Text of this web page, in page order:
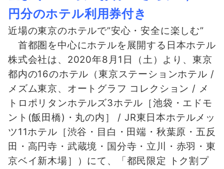
円分のホテル利用券付き
近場の東京のホテルで”安心・安全に楽しむ”
首都圏を中心にホテルを展開する日本ホテル
株式会社は、2020年8月1日（土）より、東京
都内の16のホテル（東京ステーションホテル /
メズム東京、オートグラフ コレクション / メ
トロポリタンホテルズ3ホテル［池袋・エドモ
ント(飯田橋)・丸の内］ / JR東日本ホテルメッ
ツ11ホテル［渋谷・目白・田端・秋葉原・五反
田・高円寺・武蔵境・国分寺・立川・赤羽・東
京ベイ新木場］）にて、「都民限定 トク割プ